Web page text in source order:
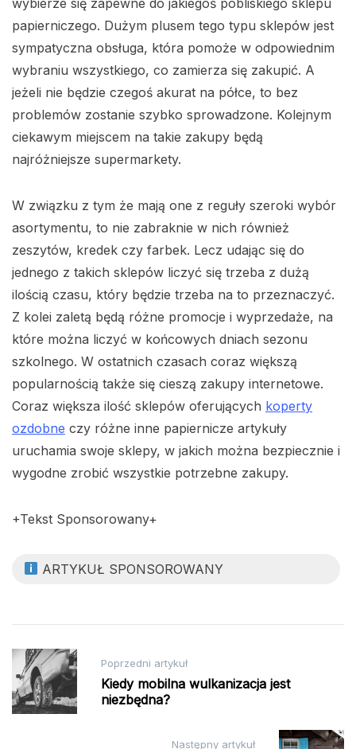
papierniczego. Dużym plusem tego typu sklepów jest
sympatyczna obsługa, która pomoże w odpowiednim
wybraniu wszystkiego, co zamierza się zakupić. A
jeżeli nie będzie czegoś akurat na półce, to bez
problemów zostanie szybko sprowadzone. Kolejnym
ciekawym miejscem na takie zakupy będą
najróżniejsze supermarkety.
W związku z tym że mają one z reguły szeroki wybór
asortymentu, to nie zabraknie w nich również
zeszytów, kredek czy farbek. Lecz udając się do
jednego z takich sklepów liczyć się trzeba z dużą
ilością czasu, który będzie trzeba na to przeznaczyć.
Z kolei zaletą będą różne promocje i wyprzedaże, na
które można liczyć w końcowych dniach sezonu
szkolnego. W ostatnich czasach coraz większą
popularnością także się cieszą zakupy internetowe.
Coraz większa ilość sklepów oferujących koperty
ozdobne czy różne inne papiernicze artykuły
uruchamia swoje sklepy, w jakich można bezpiecznie i
wygodne zrobić wszystkie potrzebne zakupy.
+Tekst Sponsorowany+
ARTYKUŁ SPONSOROWANY
Nawigacja
wpisu
Poprzedni artykuł
Kiedy mobilna wulkanizacja jest
niezbędna?
Następny artykuł